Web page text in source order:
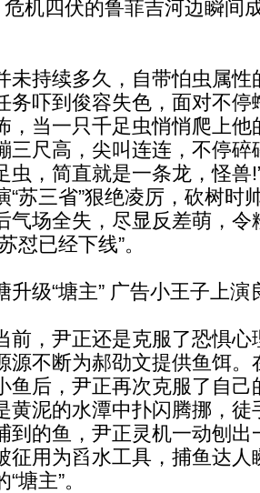
危机四伏的鲁菲吉河边瞬间
持续多久，自带怕虫属性
务吓到俊容失色，面对不停
，当一只千足虫悄悄爬上他
三尺高，尖叫连连，不停碎
虫，简直就是一条龙，怪兽
“苏三省”狠绝凌厉，砍树时
气场全失，尽显反差萌，令
怼已经下线”。
“塘主” 广告小王子上演
，尹正还是克服了恐惧心
源不断为郝劭文提供鱼饵。
鱼后，尹正再次克服了自己
黄泥的水潭中扑闪腾挪，徒
到的鱼，尹正灵机一动刨出
征用为舀水工具，捕鱼达人
塘主”。